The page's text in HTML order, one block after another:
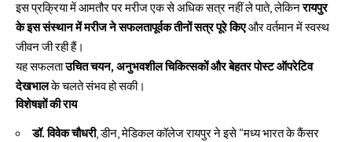
इस प्रक्रिया में आमतौर पर मरीज एक से अधिक सत्र नहीं ले पाते, लेकिनरायपुर
के इस संस्थान में मरीज ने सफलतापूर्वक तीनों सत्र पूरे किएऔर वर्तमान में स्वस्थ
जीवन जी रही हैं।
यह सफलताउचित चयन, अनुभवशील चिकित्सकों और बेहतर पोस्ट ऑपरेटिव
देखभालके चलते संभव हो सकी।
विशेषज्ञों की राय
डॉ. विवेक चौधरी, डीन, मेडिकल कॉलेज रायपुर ने इसे “मध्य भारत के कैंसर